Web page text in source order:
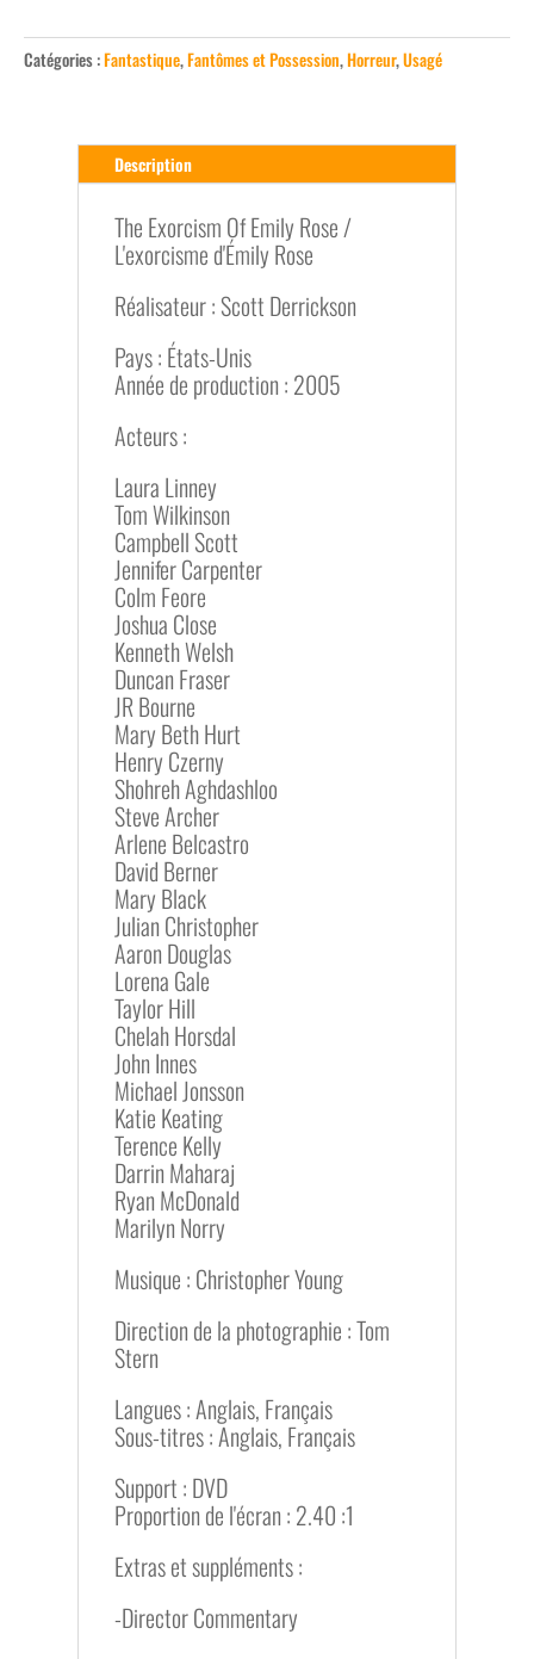
Catégories :Fantastique,Fantômes et Possession,Horreur,Usagé
Description
The Exorcism Of Emily Rose /
L'exorcisme d'Émily Rose
Réalisateur : Scott Derrickson
Pays : États-Unis
Année de production : 2005
Acteurs :
Laura Linney
Tom Wilkinson
Campbell Scott
Jennifer Carpenter
Colm Feore
Joshua Close
Kenneth Welsh
Duncan Fraser
JR Bourne
Mary Beth Hurt
Henry Czerny
Shohreh Aghdashloo
Steve Archer
Arlene Belcastro
David Berner
Mary Black
Julian Christopher
Aaron Douglas
Lorena Gale
Taylor Hill
Chelah Horsdal
John Innes
Michael Jonsson
Katie Keating
Terence Kelly
Darrin Maharaj
Ryan McDonald
Marilyn Norry
Musique : Christopher Young
Direction de la photographie : Tom
Stern
Langues : Anglais, Français
Sous-titres : Anglais, Français
Support : DVD
Proportion de l'écran : 2.40 :1
Extras et suppléments :
-Director Commentary